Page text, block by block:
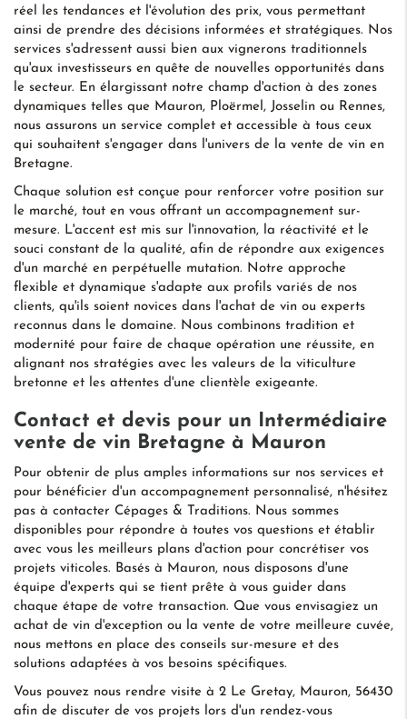
réel les tendances et l'évolution des prix, vous permettant
ainsi de prendre des décisions informées et stratégiques. Nos
services s'adressent aussi bien aux vignerons traditionnels
qu'aux investisseurs en quête de nouvelles opportunités dans
le secteur. En élargissant notre champ d'action à des zones
dynamiques telles que Mauron, Ploërmel, Josselin ou Rennes,
nous assurons un service complet et accessible à tous ceux
qui souhaitent s'engager dans l'univers de la vente de vin en
Bretagne.
Chaque solution est conçue pour renforcer votre position sur
le marché, tout en vous offrant un accompagnement sur-
mesure. L'accent est mis sur l'innovation, la réactivité et le
souci constant de la qualité, afin de répondre aux exigences
d'un marché en perpétuelle mutation. Notre approche
flexible et dynamique s'adapte aux profils variés de nos
clients, qu'ils soient novices dans l'achat de vin ou experts
reconnus dans le domaine. Nous combinons tradition et
modernité pour faire de chaque opération une réussite, en
alignant nos stratégies avec les valeurs de la viticulture
bretonne et les attentes d'une clientèle exigeante.
Contact et devis pour un Intermédiaire
vente de vin Bretagne à Mauron
Pour obtenir de plus amples informations sur nos services et
pour bénéficier d'un accompagnement personnalisé, n'hésitez
pas à contacter Cépages & Traditions. Nous sommes
disponibles pour répondre à toutes vos questions et établir
avec vous les meilleurs plans d'action pour concrétiser vos
projets viticoles. Basés à Mauron, nous disposons d'une
équipe d'experts qui se tient prête à vous guider dans
chaque étape de votre transaction. Que vous envisagiez un
achat de vin d'exception ou la vente de votre meilleure cuvée,
nous mettons en place des conseils sur-mesure et des
solutions adaptées à vos besoins spécifiques.
Vous pouvez nous rendre visite à 2 Le Gretay, Mauron, 56430
afin de discuter de vos projets lors d'un rendez-vous